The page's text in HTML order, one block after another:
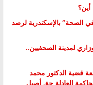
الصحة” بالإسكندرية لرصد
لمدينة الصحفيين..
قضية الدكتور محمد
العادلة حق أصيل